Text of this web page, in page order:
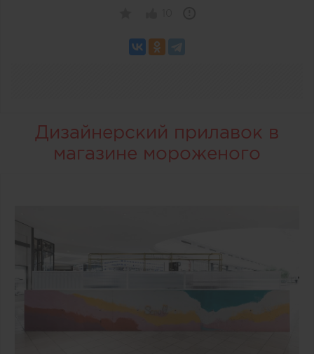
Дизайнерский прилавок в
магазине мороженого